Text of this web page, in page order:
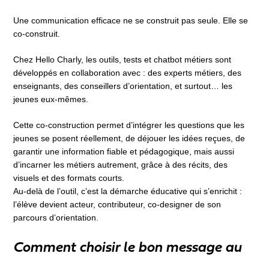
Une communication efficace ne se construit pas seule. Elle se
co-construit.
Chez Hello Charly, les outils, tests et chatbot métiers sont
développés en collaboration avec : des experts métiers, des
enseignants, des conseillers d’orientation, et surtout… les
jeunes eux-mêmes.
Cette co-construction permet d’intégrer les questions que les
jeunes se posent réellement, de déjouer les idées reçues, de
garantir une information fiable et pédagogique, mais aussi
d’incarner les métiers autrement, grâce à des récits, des
visuels et des formats courts.
Au-delà de l’outil, c’est la démarche éducative qui s’enrichit :
l’élève devient acteur, contributeur, co-designer de son
parcours d’orientation.
Comment choisir le bon message au